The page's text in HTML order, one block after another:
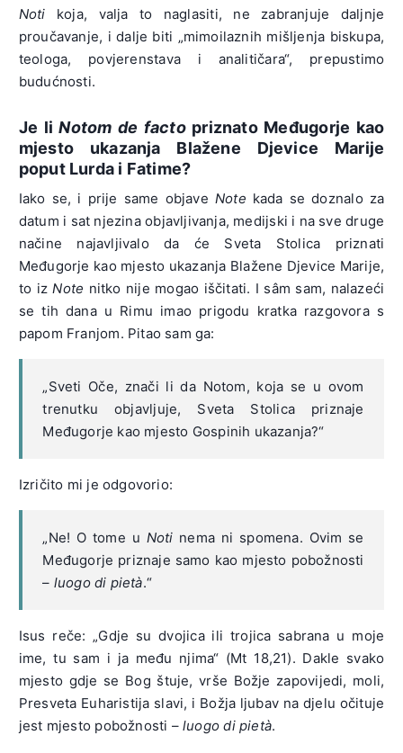
Noti koja, valja to naglasiti, ne zabranjuje daljnje
proučavanje, i dalje biti „mimoilaznih mišljenja biskupa,
teologa, povjerenstava i analitičara“, prepustimo
budućnosti.
Je liNotom de factopriznato Međugorje kao
mjesto ukazanja Blažene Djevice Marije
poput Lurda i Fatime?
Iako se, i prije same objave Note kada se doznalo za
datum i sat njezina objavljivanja, medijski i na sve druge
načine najavljivalo da će Sveta Stolica priznati
Međugorje kao mjesto ukazanja Blažene Djevice Marije,
to izNote nitko nije mogao iščitati. I sâm sam, nalazeći
se tih dana u Rimu imao prigodu kratka razgovora s
papom Franjom. Pitao sam ga:
„Sveti Oče, znači li da Notom, koja se u ovom
trenutku objavljuje, Sveta Stolica priznaje
Međugorje kao mjesto Gospinih ukazanja?“
Izričito mi je odgovorio:
„Ne! O tome u Noti nema ni spomena. Ovim se
Međugorje priznaje samo kao mjesto pobožnosti
– luogo di pietà.“
Isus reče: „Gdje su dvojica ili trojica sabrana u moje
ime, tu sam i ja među njima“ (Mt 18,21). Dakle svako
mjesto gdje se Bog štuje, vrše Božje zapovijedi, moli,
Presveta Euharistija slavi, i Božja ljubav na djelu očituje
jest mjesto pobožnosti –luogo di pietà.